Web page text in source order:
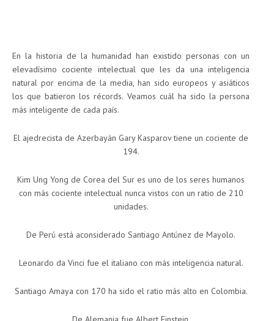
En la historia de la humanidad han existido personas con un
elevadísimo cociente intelectual que les da una inteligencia
natural por encima de la media, han sido europeos y asiáticos
los que batieron los récords. Veamos cuál ha sido la persona
más inteligente de cada país.
El ajedrecista de Azerbayán Gary Kasparov tiene un cociente de
194.
Kim Ung Yong de Corea del Sur es uno de los seres humanos
con más cociente intelectual nunca vistos con un ratio de 210
unidades.
De Perú está aconsiderado Santiago Antúnez de Mayolo.
Leonardo da Vinci fue el italiano con más inteligencia natural.
Santiago Amaya con 170 ha sido el ratio más alto en Colombia.